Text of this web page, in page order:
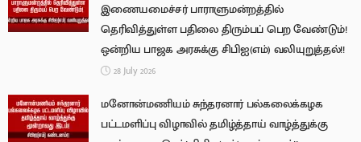
இணையமைச்சர் பாராளுமன்றத்தில்
தெரிவித்துள்ள பதிலை திரும்பப் பெற வேண்டும்!
ஒன்றிய பாஜக அரசுக்கு சிபிஐ(எம்) வலியுறுத்தல்!!
28 July 2026
மனோன்மணியம் சுந்தரனார் பல்கலைக்கழக
பட்டமளிப்பு விழாவில் தமிழ்த்தாய் வாழ்த்துக்கு